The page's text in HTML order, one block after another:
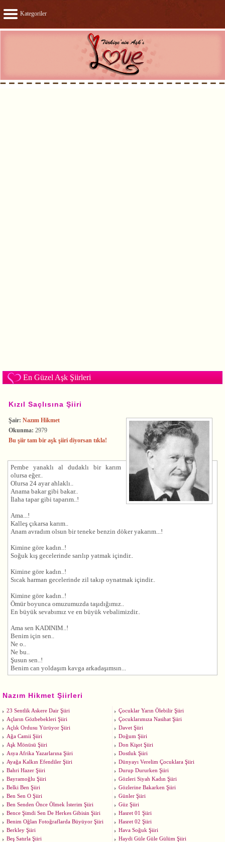
Kategoriler
En Güzel Aşk Şiirleri
Kızıl Saçlısına Şiiri
Şair: Nazım Hikmet
Okunma: 2979
Bu şiir tam bir aşk şiiri diyorsan tıkla!
Pembe yanaklı al dudaklı bir karım
olursa eğer..
Olursa 24 ayar ahlaklı..
Anama bakar gibi bakar..
İlaha tapar gibi taparım..!
Ama...!
Kalleş çıkarsa karım..
Anam avradım olsun bir teneke benzin döker yakarım...!
Kimine göre kadın..!
Soğuk kış gecelerinde sarılıp yatmak içindir..
Kimine göre kadın..!
Sıcak harman gecelerinde zil takıp oynatmak içindir..
Kimine göre kadın..!
Ömür boyunca omuzumuzda taşıdığımız..
En büyük sevabımız ve en büyük vebalimizdir..
Ama sen KADINIM..!
Benim için sen..
Ne o..
Ne bu..
Şusun sen..!
Benim can yoldaşım kavga arkadaşımsın...
Nazım Hikmet Şiirleri
23 Sentlik Askere Dair Şiiri
Açların Gözbebekleri Şiiri
Açlık Ordusu Yürüyor Şiiri
Ağa Camii Şiiri
Aşk Mönüsü Şiiri
Asya Afrika Yazarlarına Şiiri
Ayağa Kalkın Efendiler Şiiri
Bahri Hazer Şiiri
Bayramoğlu Şiiri
Belki Ben Şiiri
Ben Sen O Şiiri
Ben Senden Önce Ölmek İsterim Şiiri
Bence Şimdi Sen De Herkes Gibisin Şiiri
Benim Oğlan Fotoğraflarda Büyüyor Şiiri
Berkley Şiiri
Beş Satırla Şiiri
Çocuklar Yarın Ölebilir Şiiri
Çocuklarımıza Nasihat Şiiri
Davet Şiiri
Doğum Şiiri
Don Kişot Şiiri
Dostluk Şiiri
Dünyayı Verelim Çocuklara Şiiri
Durup Dururken Şiiri
Gözleri Siyah Kadın Şiiri
Gözlerine Bakarken Şiiri
Günler Şiiri
Güz Şiiri
Hasret 01 Şiiri
Hasret 02 Şiiri
Hava Soğuk Şiiri
Haydi Güle Güle Gülüm Şiiri